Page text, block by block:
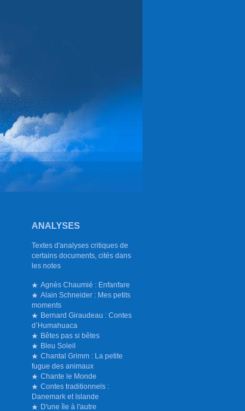
ANALYSES
Textes d'analyses critiques de
certains documents, cités dans
les notes
Agnès Chaumié : Enfanfare
Alain Schneider : Mes petits
moments
Bernard Giraudeau : Contes
d’Humahuaca
Bêtes pas si bêtes
Bleu Soleil
Chantal Grimm : La petite
fugue des animaux
Chante le Monde
Contes traditionnels :
Danemark et Islande
D'une île à l'autre